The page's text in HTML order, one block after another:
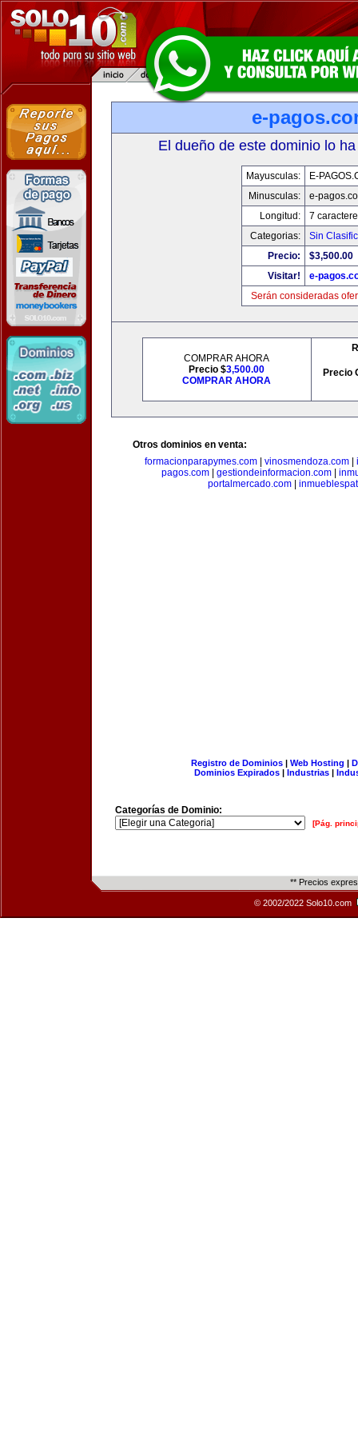
e-
El dueño de este dominio lo
Mayusculas:
E-
Minusculas:
e-
Longitud:
7
Categorias:
Sin
Precio:
$3,500.00
Visitar!
e-
Serán consideradas
COMPRAR AHORA
Precio $3,500.00
COMPRAR AHORA
Precio
Otros dominios en venta:
formacionparapymes.com| vinosmendoza.com|
pagos.com| gestiondeinformacion.com|
portalmercado.com
Registro de Dominios| Web Hosting |
Dominios Expirados | Industrias |
Categorías de Dominio:
[Pág.
** Precios
© 2002/2022 Solo10.com